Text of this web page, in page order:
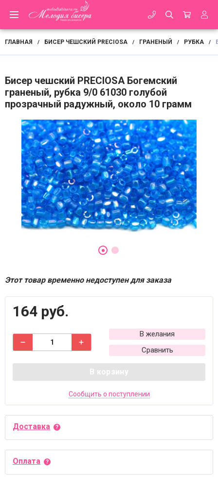
ГЛАВНАЯ / БИСЕР ЧЕШСКИЙ PRECIOSA / ГРАНЕНЫЙ / РУБКА /
Бисер чешский PRECIOSA Богемский
граненый, рубка 9/0 61030 голубой
прозрачный радужный, около 10 грамм
Этот товар временно недоступен для заказа
164 руб.
В желания
Сравнить
В корзину
Сообщить о поступлении
Доставка
Оплата